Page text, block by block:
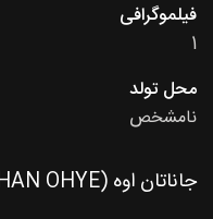
فیلموگرافی
1
محل تولد
نامشخص
جاناتان اوه (JONATHAN OHYE)